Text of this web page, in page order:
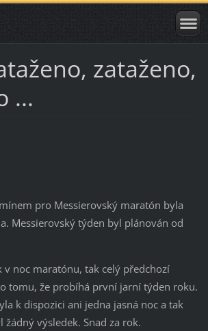
zataženo,
...
pro Messierovský maratón byla
Messierovský týden byl plánován od
v noc maratónu, tak celý předchozí
tomu, že probíhá první jarní týden roku.
k dispozici ani jedna jasná noc a tak
výsledek. Snad za rok.